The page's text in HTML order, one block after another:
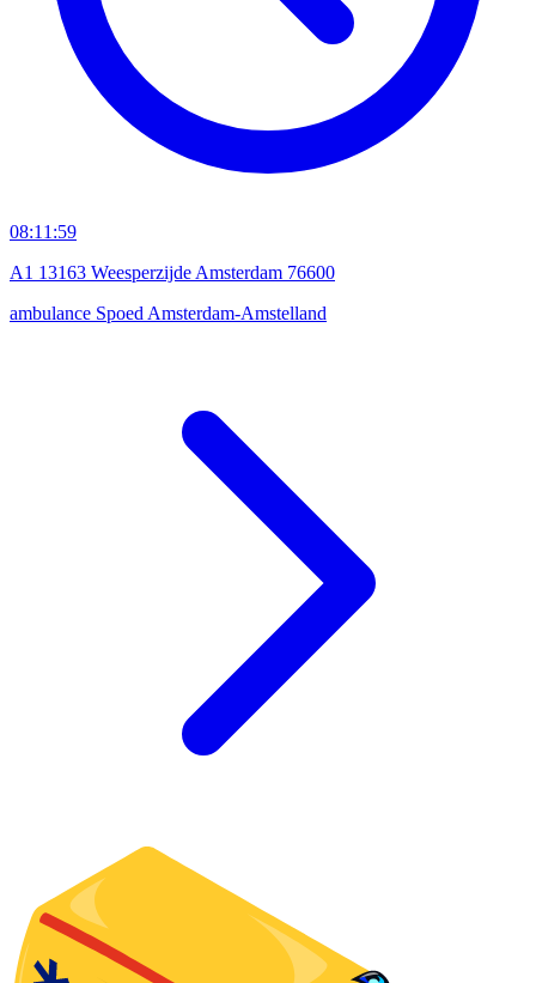
08:11:59
A1 13163 Weesperzijde Amsterdam 76600
ambulance Spoed Amsterdam-Amstelland